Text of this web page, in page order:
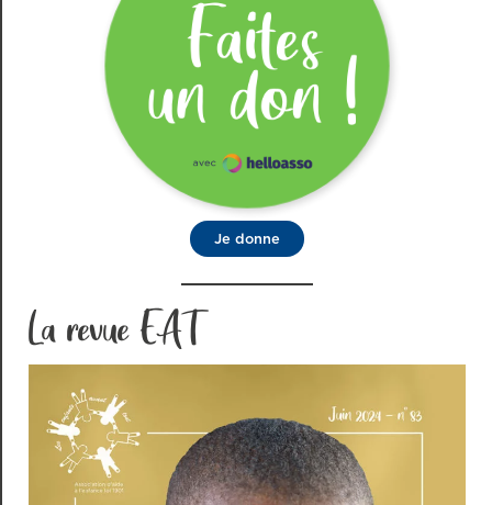
Je donne
La revue EAT